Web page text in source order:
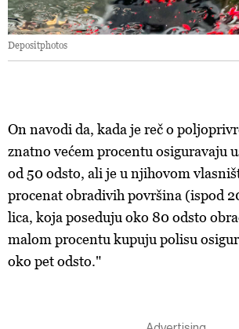
Depositphotos
On navodi da, kada je reč o
znatno većem procentu osiguravaju
od 50 odsto, ali je u njihovom
procenat obradivih površina (ispod
lica, koja poseduju oko 80 odsto
malom procentu kupuju polisu
oko pet odsto."